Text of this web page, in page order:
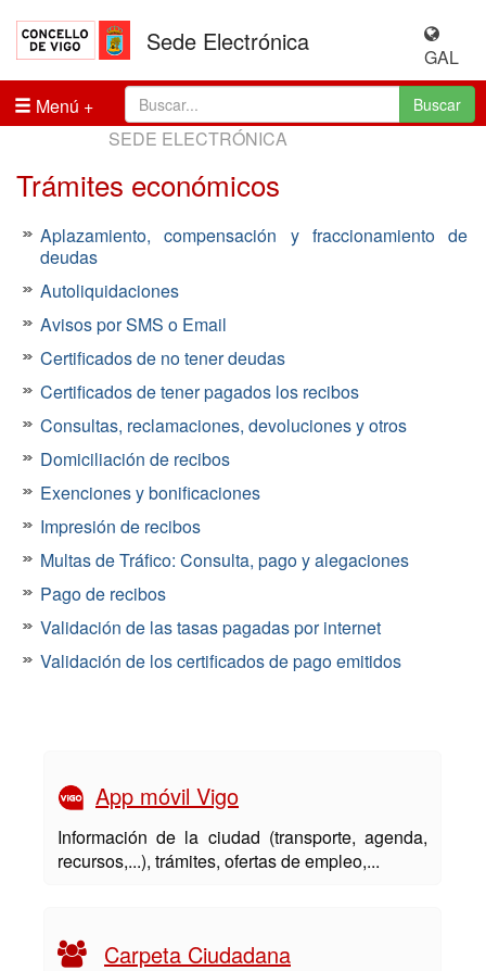
Sede Electrónica
GAL
Menú
Buscar
SEDE ELECTRÓNICA
Trámites económicos
Aplazamiento, compensación y fraccionamiento de
deudas
Autoliquidaciones
Avisos por SMS o Email
Certificados de no tener deudas
Certificados de tener pagados los recibos
Consultas, reclamaciones, devoluciones y otros
Domiciliación de recibos
Exenciones y bonificaciones
Impresión de recibos
Multas de Tráfico: Consulta, pago y alegaciones
Pago de recibos
Validación de las tasas pagadas por internet
Validación de los certificados de pago emitidos
App móvil Vigo
Información de la ciudad (transporte, agenda,
recursos,...), trámites, ofertas de empleo,...
Carpeta Ciudadana